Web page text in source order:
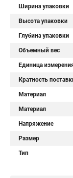
Ширина упаковки
Высота упаковки
Глубина упаковки
Объемный вес
Единица
Кратность
Материал
Материал
Напряжение
Размер
Тип